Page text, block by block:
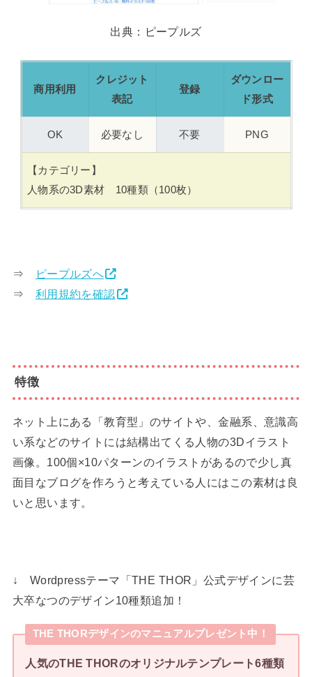
出典：ピープルズ
商用利用
クレジット
表記
登録
ダウンロー
ド形式
OK 必要なし 不要 PNG
【カテゴリー】
人物系の3D素材 10種類（100枚）
⇒
ピープルズへ
⇒ 利用規約を確認
特徴
ネット上にある「教育型」のサイトや、金融系、意識高
い系などのサイトには結構出てくる人物の3Dイラスト
画像。100個×10パターンのイラストがあるので少し真
面目なブログを作ろうと考えている人にはこの素材は良
いと思います。
↓ Wordpressテーマ「THE THOR」公式デザインに芸
大卒なつのデザイン10種類追加！
THE THORデザインのマニュアルプレゼント中！
人気のTHE THORのオリジナルテンプレート6種類